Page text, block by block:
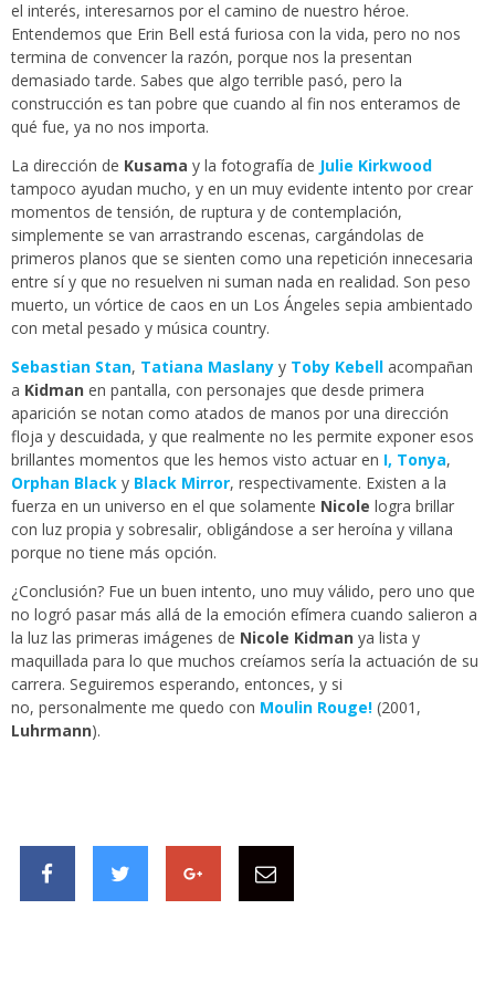
el interés, interesarnos por el camino de nuestro héroe.
Entendemos que Erin Bell está furiosa con la vida, pero no nos
termina de convencer la razón, porque nos la presentan
demasiado tarde. Sabes que algo terrible pasó, pero la
construcción es tan pobre que cuando al fin nos enteramos de
qué fue, ya no nos importa.
La dirección de Kusama y la fotografía de Julie Kirkwood
tampoco ayudan mucho, y en un muy evidente intento por crear
momentos de tensión, de ruptura y de contemplación,
simplemente se van arrastrando escenas, cargándolas de
primeros planos que se sienten como una repetición innecesaria
entre sí y que no resuelven ni suman nada en realidad. Son peso
muerto, un vórtice de caos en un Los Ángeles sepia ambientado
con metal pesado y música country.
Sebastian Stan, Tatiana Maslany y Toby Kebell acompañan
a Kidman en pantalla, con personajes que desde primera
aparición se notan como atados de manos por una dirección
floja y descuidada, y que realmente no les permite exponer esos
brillantes momentos que les hemos visto actuar en I, Tonya,
Orphan Black y Black Mirror, respectivamente. Existen a la
fuerza en un universo en el que solamente Nicole logra brillar
con luz propia y sobresalir, obligándose a ser heroína y villana
porque no tiene más opción.
¿Conclusión? Fue un buen intento, uno muy válido, pero uno que
no logró pasar más allá de la emoción efímera cuando salieron a
la luz las primeras imágenes de Nicole Kidman ya lista y
maquillada para lo que muchos creíamos sería la actuación de su
carrera. Seguiremos esperando, entonces, y si
no, personalmente me quedo con Moulin Rouge! (2001,
Luhrmann).